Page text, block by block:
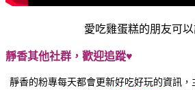
愛吃雞蛋糕的朋友可
靜香其他社群，歡迎追蹤♥
靜香的粉專每天都會更新好吃好玩的資訊